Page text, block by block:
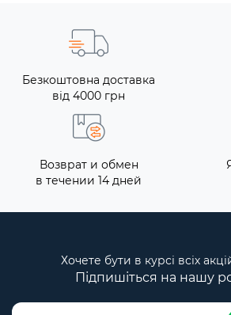
Безкоштовна доставка
від 4000 грн
Возврат и обмен
в течении 14 дней
Хочете бути в курсі всіх
Підпишіться на нашу